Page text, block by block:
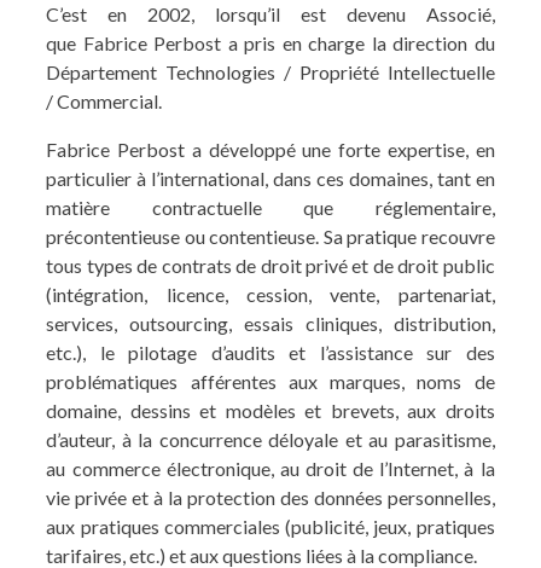
C’est en 2002, lorsqu’il est devenu Associé,
que Fabrice Perbost a pris en charge la direction du
Département Technologies / Propriété Intellectuelle
/ Commercial.
Fabrice Perbost a développé une forte expertise, en
particulier à l’international, dans ces domaines, tant en
matière contractuelle que réglementaire,
précontentieuse ou contentieuse. Sa pratique recouvre
tous types de contrats de droit privé et de droit public
(intégration, licence, cession, vente, partenariat,
services, outsourcing, essais cliniques, distribution,
etc.), le pilotage d’audits et l’assistance sur des
problématiques afférentes aux marques, noms de
domaine, dessins et modèles et brevets, aux droits
d’auteur, à la concurrence déloyale et au parasitisme,
au commerce électronique, au droit de l’Internet, à la
vie privée et à la protection des données personnelles,
aux pratiques commerciales (publicité, jeux, pratiques
tarifaires, etc.) et aux questions liées à la compliance.